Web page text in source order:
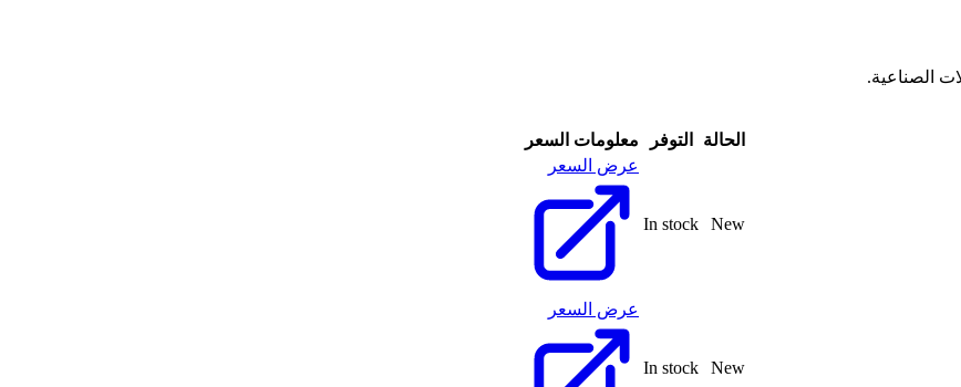
الحالة التوفر معلومات السعر
New
In stock
عرض السعر
New
In stock
عرض السعر